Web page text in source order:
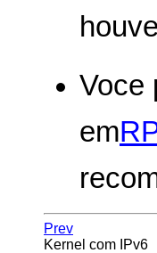
Voce
em
Prev
Kernel com IPv6